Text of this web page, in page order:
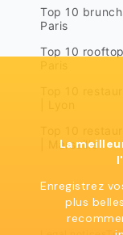
Top 10
Paris
Top 10
| Marseille
La
Enregistrez
plus